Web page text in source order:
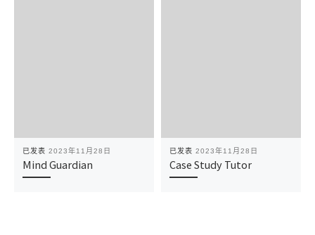
已发表 2023年11月28日
Mind Guardian
已发表 2023年11月28日
Case Study Tutor